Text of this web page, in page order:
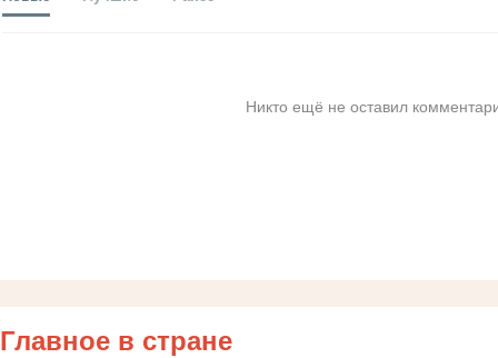
Никто ещё не оставил
Главное в стране